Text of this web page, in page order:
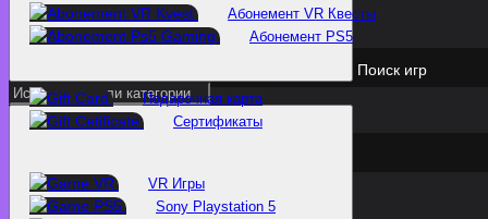
Поиск игр
Абонемент VR Квесты
Абонемент PS5
Подарочная карта
Cертификаты
VR Игры
Sony Playstation 5